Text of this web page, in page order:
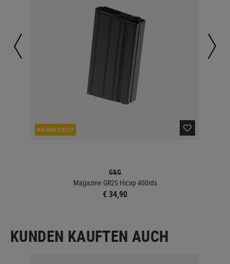
NACHBESTELLT
G&G
Magazine GR25 Hicap 400rds
€ 34,90
KUNDEN KAUFTEN AUCH